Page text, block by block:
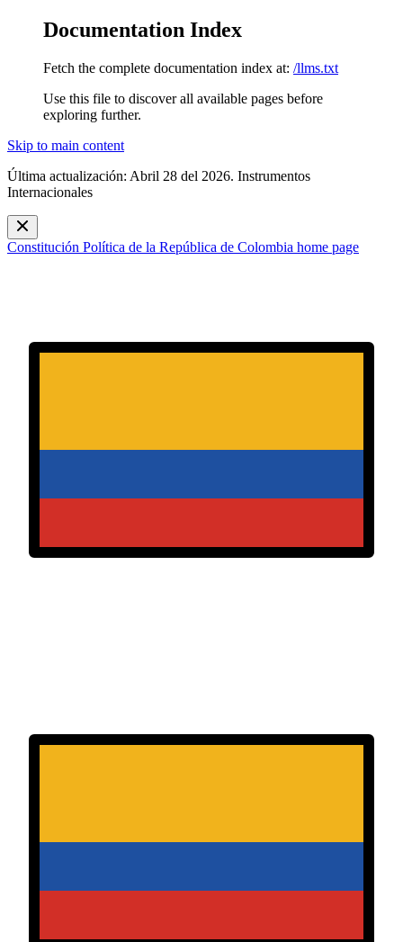
Documentation Index
Fetch the complete documentation index at: /llms.txt
Use this file to discover all available pages before
exploring further.
Skip to main content
Última actualización: Abril 28 del 2026. Instrumentos
Internacionales
Constitución Política de la República de Colombia home page